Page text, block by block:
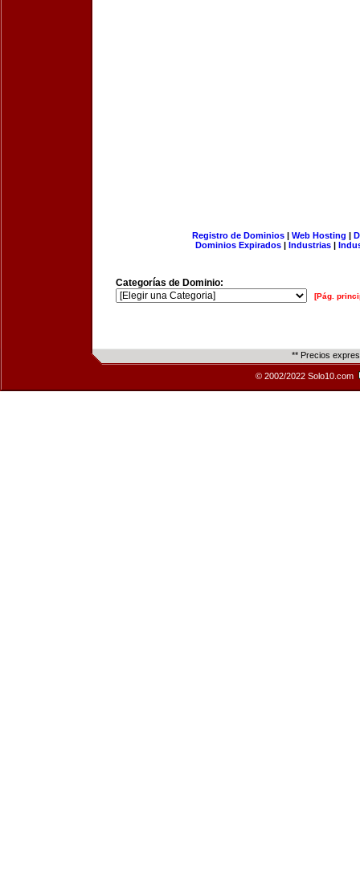
Registro de Dominios| Web Hosting |
Dominios Expirados | Industrias |
Categorías de Dominio:
[Pág.
** Precios
© 2002/2022 Solo10.com